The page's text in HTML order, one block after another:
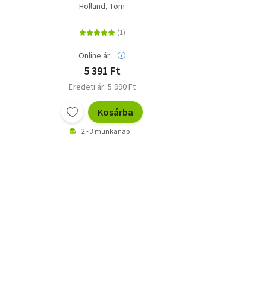
Holland, Tom
Online ár:
5 391 Ft
Eredeti ár: 5 990 Ft
Kosárba
2 - 3 munkanap